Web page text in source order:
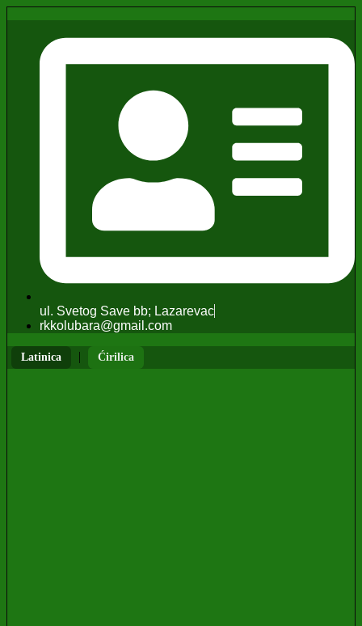
ul. Svetog Save bb; Lazarevac
rkkolubara@gmail.com
Latinica | Ćirilica